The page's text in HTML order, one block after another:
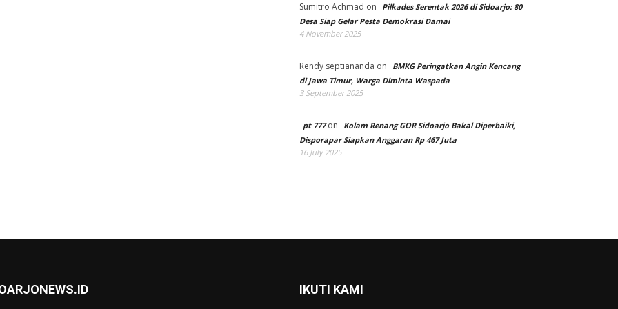
Sumitro Achmad on
Pilkades Serentak 2026 di Sidoarjo: 80
Desa Siap Gelar Pesta Demokrasi Damai
4 November 2025
Rendy septiananda on
BMKG Peringatkan Angin Kencang
di Jawa Timur, Warga Diminta Waspada
3 September 2025
pt 777on
Kolam Renang GOR Sidoarjo Bakal Diperbaiki,
Disporapar Siapkan Anggaran Rp 467 Juta
16 July 2025
IKUTI KAMI